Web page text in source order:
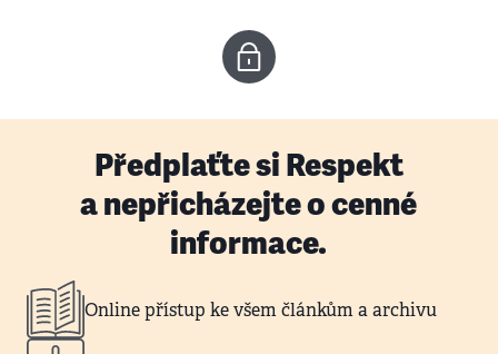
Předplaťte si Respekt
a nepřicházejte o cenné
informace.
Online přístup ke všem článkům a archivu